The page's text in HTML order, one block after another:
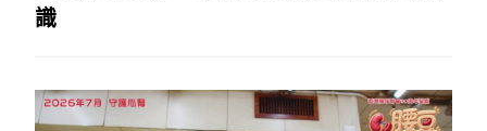
識